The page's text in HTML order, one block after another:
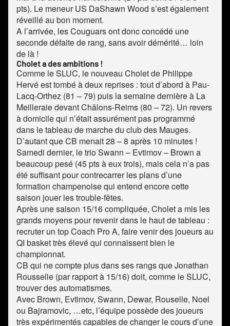
pts). Le meneur US DaShawn Wood s’est également
réveillé au bon moment.
A l’arrivée, les Couguars ont donc concédé une
seconde défaite de rang, sans avoir démérité… loin
de là !
Cholet a des ambitions !
Comme le SLUC, le nouveau Cholet de Philippe
Hervé est tombé à deux reprises : tout d’abord à Pau-
Lacq-Orthez (81 – 79) puis la semaine dernière à La
Meilleraie devant Châlons-Reims (80 – 72). Un revers
à domicile qui n’était assurément pas programmé
dans le tableau de marche du club des Mauges.
D’autant que CB menait 28 – 8 après 10 minutes !
Samedi dernier, le trio Swann – Evtimov – Brown a
beaucoup pesé (45 pts à eux trois), mais cela n’a pas
été suffisant pour contrecarrer les plans d’une
formation champenoise qui entend encore cette
saison jouer les trouble-fêtes.
Après une saison 15/16 compliquée, Cholet a mis les
grands moyens pour revenir dans le haut de tableau :
recruter un top Coach Pro A, faire venir des joueurs au
QI basket très élevé qui connaissent bien le
championnat.
CB qui ne compte plus dans ses rangs que Jonathan
Rousselle (par rapport à 15/16) doit, comme le SLUC,
trouver des automatismes.
Avec Brown, Evtimov, Swann, Dewar, Rouselle, Noel
ou Bajramovic, …etc, l’équipe possède des joueurs
très expérimentés capables de changer le cours d’une